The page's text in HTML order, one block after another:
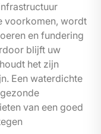
voorkomen, wordt
en fundering
blijft uw
het zijn
Een waterdichte
van een goed